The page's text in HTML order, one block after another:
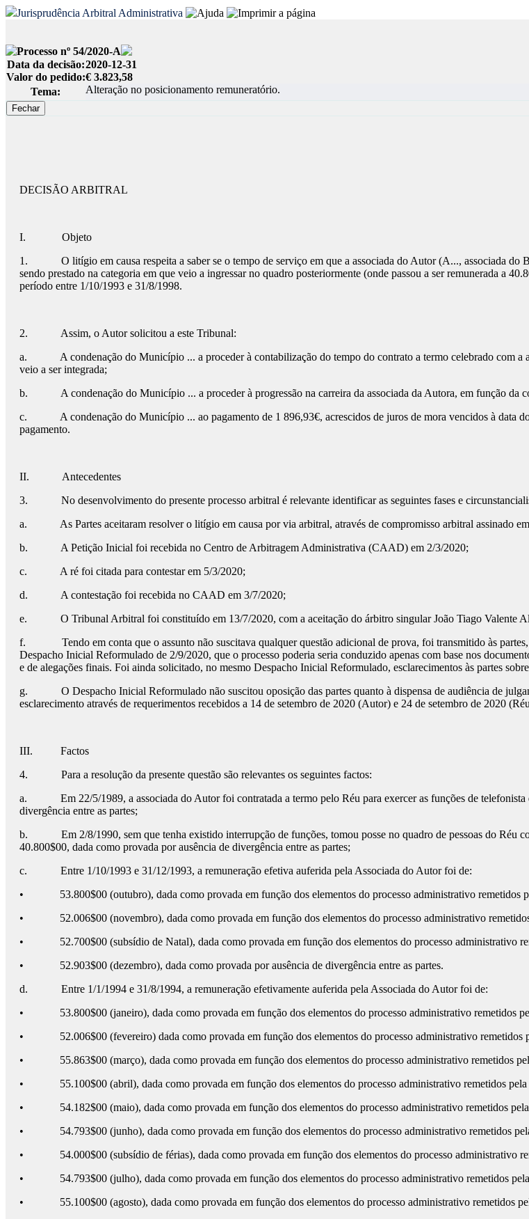
Jurisprudência Arbitral Administrativa
Processo nº 54/2020-A
Data da decisão:2020-12-31
Valor do pedido:€ 3.823,58
Tema:
Alteração no posicionamento remuneratório.
DECISÃO ARBITRAL
I. Objeto
1. O litígio em causa respeita a saber se o tempo de serviço em que a associada do Autor (A..., associada do
sendo prestado na categoria em que veio a ingressar no quadro posteriormente (onde passou a ser remunerada a
período entre 1/10/1993 e 31/8/1998.
2. Assim, o Autor solicitou a este Tribunal:
a. A condenação do Município ... a proceder à contabilização do tempo do contrato a termo celebrado com a
veio a ser integrada;
b. A condenação do Município ... a proceder à progressão na carreira da associada da Autora, em função da
c. A condenação do Município ... ao pagamento de 1 896,93€, acrescidos de juros de mora vencidos à data do
pagamento.
II. Antecedentes
3. No desenvolvimento do presente processo arbitral é relevante identificar as seguintes fases e
a. As Partes aceitaram resolver o litígio em causa por via arbitral, através de compromisso arbitral assinado
b. A Petição Inicial foi recebida no Centro de Arbitragem Administrativa (CAAD) em 2/3/2020;
c. A ré foi citada para contestar em 5/3/2020;
d. A contestação foi recebida no CAAD em 3/7/2020;
e. O Tribunal Arbitral foi constituído em 13/7/2020, com a aceitação do árbitro singular João Tiago Valente
f. Tendo em conta que o assunto não suscitava qualquer questão adicional de prova, foi transmitido às partes,
Despacho Inicial Reformulado de 2/9/2020, que o processo poderia seria conduzido apenas com base nos
e de alegações finais. Foi ainda solicitado, no mesmo Despacho Inicial Reformulado, esclarecimentos às partes
g. O Despacho Inicial Reformulado não suscitou oposição das partes quanto à dispensa de audiência de
esclarecimento através de requerimentos recebidos a 14 de setembro de 2020 (Autor) e 24 de setembro de 2020
III. Factos
4. Para a resolução da presente questão são relevantes os seguintes factos:
a. Em 22/5/1989, a associada do Autor foi contratada a termo pelo Réu para exercer as funções de telefonista
divergência entre as partes;
b. Em 2/8/1990, sem que tenha existido interrupção de funções, tomou posse no quadro de pessoas do Réu
40.800$00, dada como provada por ausência de divergência entre as partes;
c. Entre 1/10/1993 e 31/12/1993, a remuneração efetiva auferida pela Associada do Autor foi de:
• 53.800$00 (outubro), dada como provada em função dos elementos do processo administrativo remetidos
• 52.006$00 (novembro), dada como provada em função dos elementos do processo administrativo
• 52.700$00 (subsídio de Natal), dada como provada em função dos elementos do processo administrativo
• 52.903$00 (dezembro), dada como provada por ausência de divergência entre as partes.
d. Entre 1/1/1994 e 31/8/1994, a remuneração efetivamente auferida pela Associada do Autor foi de:
• 53.800$00 (janeiro), dada como provada em função dos elementos do processo administrativo remetidos
• 52.006$00 (fevereiro) dada como provada em função dos elementos do processo administrativo remetidos
• 55.863$00 (março), dada como provada em função dos elementos do processo administrativo remetidos
• 55.100$00 (abril), dada como provada em função dos elementos do processo administrativo remetidos pela
• 54.182$00 (maio), dada como provada em função dos elementos do processo administrativo remetidos pela
• 54.793$00 (junho), dada como provada em função dos elementos do processo administrativo remetidos
• 54.000$00 (subsídio de férias), dada como provada em função dos elementos do processo administrativo
• 54.793$00 (julho), dada como provada em função dos elementos do processo administrativo remetidos pela
• 55.100$00 (agosto), dada como provada em função dos elementos do processo administrativo remetidos